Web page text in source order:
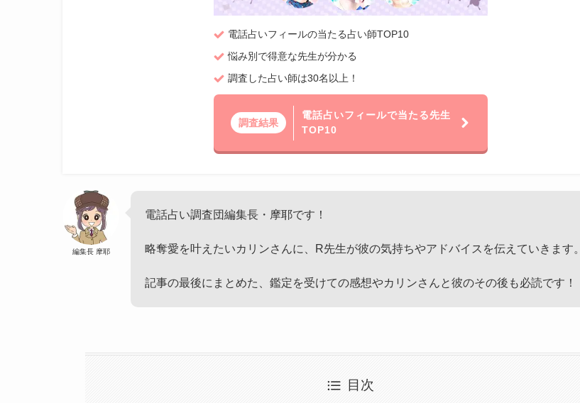
電話占いフィールの当たる占い師TOP10
悩み別で得意な先生が分かる
調査した占い師は30名以上！
調査結果
電話占いフィールで当たる先生
TOP10
編集長 摩耶
電話占い調査団編集長・摩耶です！
略奪愛を叶えたいカリンさんに、R先生が彼の気持ちやアドバイスを伝えていきます。
記事の最後にまとめた、鑑定を受けての感想やカリンさんと彼のその後も必読です！
目次